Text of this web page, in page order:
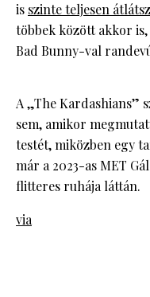
is szinte teljesen
többek között akkor
Bad Bunny-val
A „The Kardashians”
sem, amikor
testét, miközben egy
már a 2023-as MET
flitteres ruhája láttán.
via